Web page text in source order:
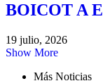
BOICOT A
19 julio, 2026
Show More
Más Noticias